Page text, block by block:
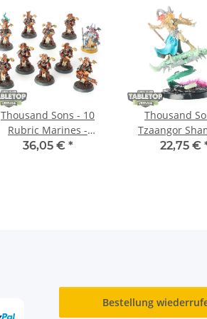
Thousand Sons - 10
Rubric Marines -
teilweise bemalt
36,05 € *
Thousand
Tzaangor
teilweise
22,75 €
Bestellung